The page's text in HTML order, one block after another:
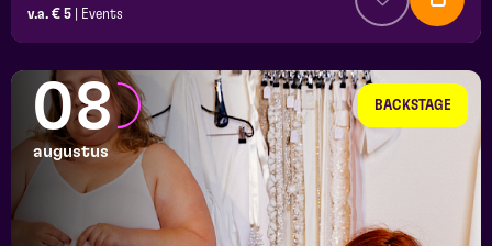
v.a. € 5
Events
BACKSTAGE
08
augustus